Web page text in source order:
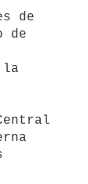
de
de
la